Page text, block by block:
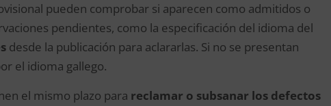
pueden comprobar si aparecen como admitidos o
pendientes, como la especificación del idioma del
desde la publicación para aclararlas. Si no se presentan
el idioma gallego.
el mismo plazo para reclamar o subsanar los defectos